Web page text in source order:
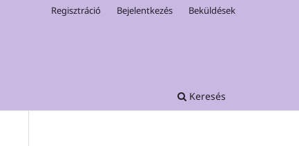
Keresés
Regisztráció Bejelentkezés Beküldések